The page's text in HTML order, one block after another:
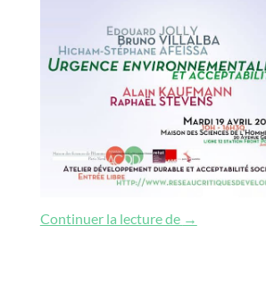
Continuer la lecture de Urgence
→